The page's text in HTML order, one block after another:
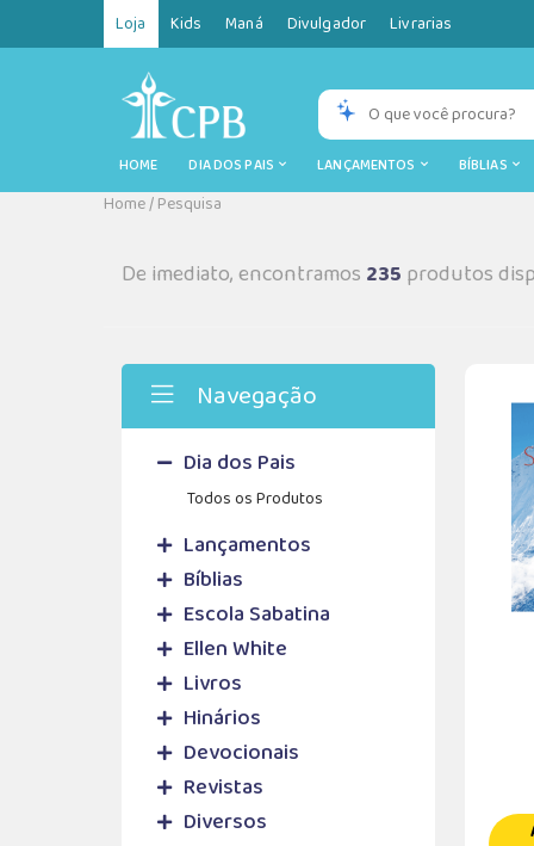
Loja Kids Maná Divulgador Livrarias
HOME DIA DOS PAIS LANÇAMENTOS BÍBLIAS
Home/Pesquisa
De imediato, encontramos 235 produtos
Navegação
Dia dos Pais
Todos os Produtos
Lançamentos
Bíblias
Escola Sabatina
Ellen White
Livros
Hinários
Devocionais
Revistas
Diversos